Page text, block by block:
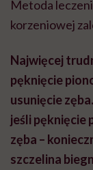
Metoda
korzeniowej
Najwięcej
pęknięcie
usunięcie
jeśli pęknięcie
zęba –
szczelina